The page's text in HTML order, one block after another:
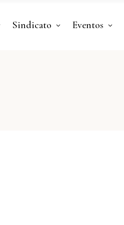
Sindicato Eventos